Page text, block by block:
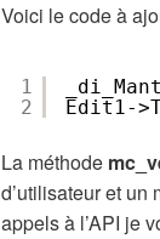
Voici le code à
1
2
Edit1-
La méthode
d’utilisateur et un
appels à l’API je